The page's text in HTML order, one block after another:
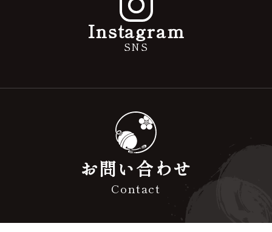
Instagram
SNS
お問い合わせ
Contact